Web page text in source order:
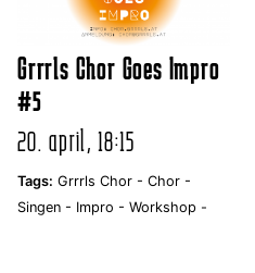
Grrrls Chor Goes Impro
#5
20. april, 18:15
Tags: Grrrls Chor - Chor -
Singen - Impro - Workshop -